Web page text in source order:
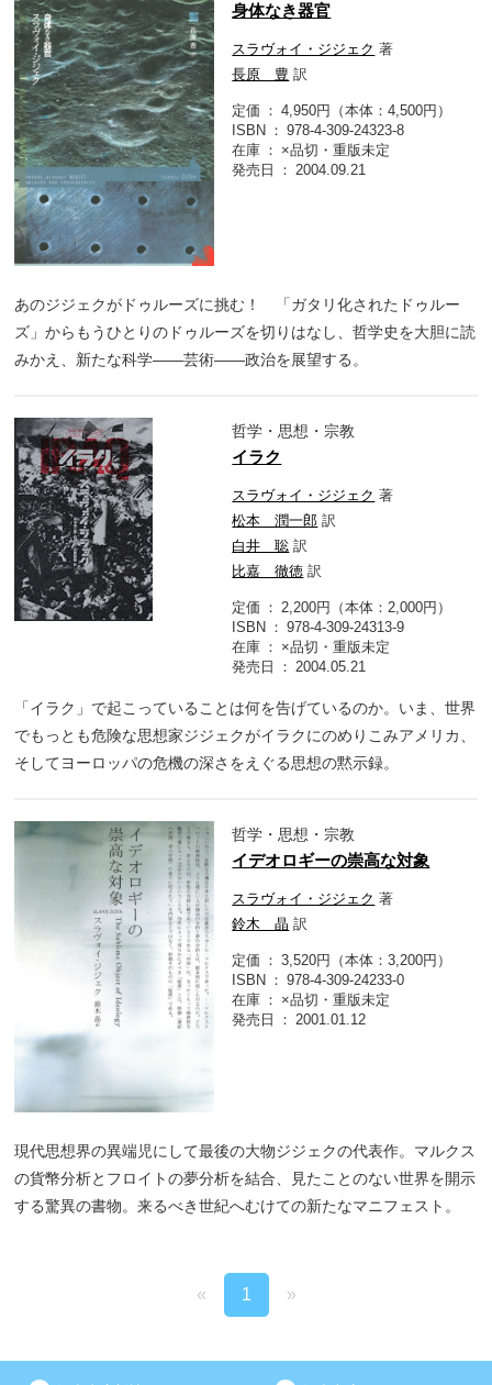
身体なき器官
スラヴォイ・ジジェク 著
長原 豊 訳
定価
4,950円（本体：4,500円）
ISBN
978-4-309-24323-8
在庫
×品切・重版未定
発売日
2004.09.21
あのジジェクがドゥルーズに挑む！ 「ガタリ化されたドゥルー
ズ」からもうひとりのドゥルーズを切りはなし、哲学史を大胆に読
みかえ、新たな科学――芸術――政治を展望する。
哲学・思想・宗教
イラク
スラヴォイ・ジジェク 著
松本 潤一郎 訳
白井 聡 訳
比嘉 徹徳 訳
定価
2,200円（本体：2,000円）
ISBN
978-4-309-24313-9
在庫
×品切・重版未定
発売日
2004.05.21
「イラク」で起こっていることは何を告げているのか。いま、世界
でもっとも危険な思想家ジジェクがイラクにのめりこみアメリカ、
そしてヨーロッパの危機の深さをえぐる思想の黙示録。
哲学・思想・宗教
イデオロギーの崇高な対象
スラヴォイ・ジジェク 著
鈴木 晶 訳
定価
3,520円（本体：3,200円）
ISBN
978-4-309-24233-0
在庫
×品切・重版未定
発売日
2001.01.12
現代思想界の異端児にして最後の大物ジジェクの代表作。マルクス
の貨幣分析とフロイトの夢分析を結合、見たことのない世界を開示
する驚異の書物。来るべき世紀へむけての新たなマニフェスト。
« 1 »